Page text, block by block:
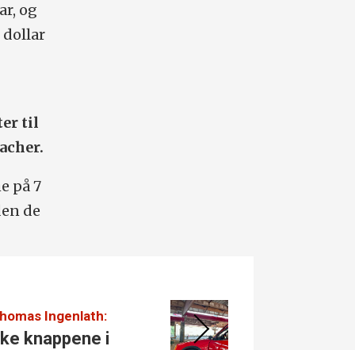
og
dollar
til
på 7
de
Ingenlath:
knappene i